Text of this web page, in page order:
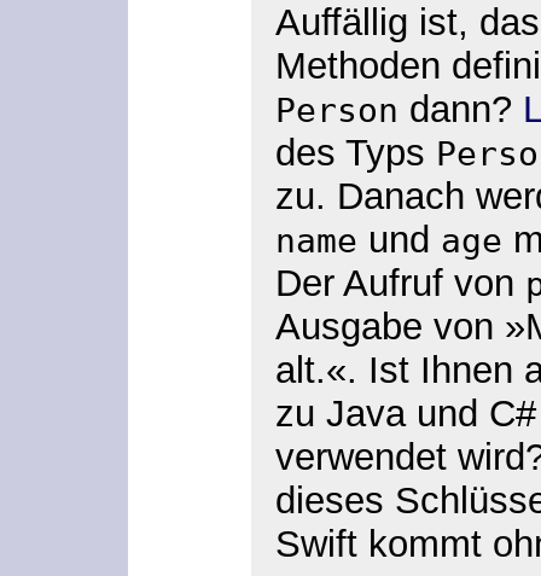
Auffällig ist,
Methoden
Person dann?
des Typs
zu. Danach
name und age
Der Aufruf von
Ausgabe von
alt.«. Ist Ihnen
zu Java und
verwendet
dieses
Swift kommt